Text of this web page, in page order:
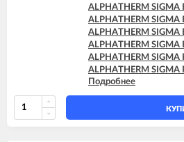
ALPHATHERM SIGMA
ALPHATHERM SIGMA
ALPHATHERM SIGMA
ALPHATHERM SIGMA
ALPHATHERM SIGMA
ALPHATHERM SIGMA
ALPHATHERM SIGMA
ALPHATHERM SIGMA
ALPHATHERM SIGMA
ALPHATHERM SIGMA
Подробнее